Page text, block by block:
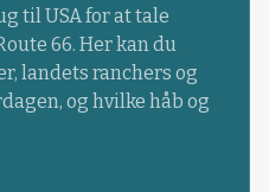
til USA for at tale
66. Her kan du
landets ranchers og
og hvilke håb og